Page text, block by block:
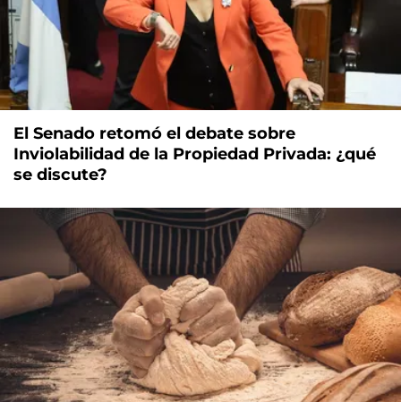
El Senado retomó el debate sobre
Inviolabilidad de la Propiedad Privada: ¿qué
se discute?